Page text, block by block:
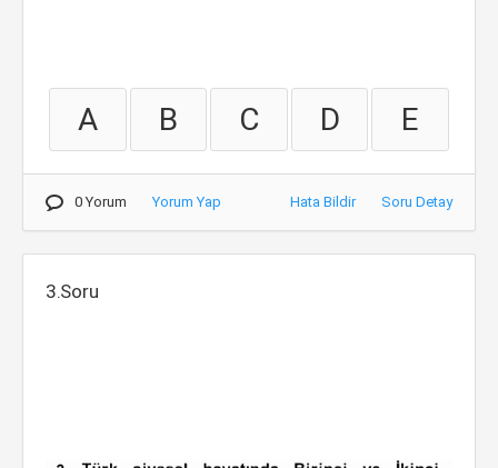
A B C D E
0 Yorum Yorum Yap Hata Bildir Soru Detay
3.Soru